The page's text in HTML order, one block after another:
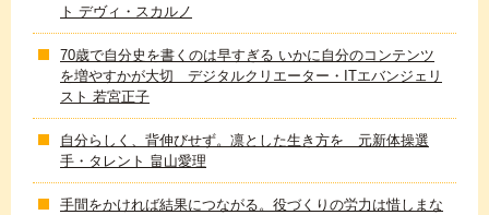
ト デヴィ・スカルノ
70歳で自分史を書くのは早すぎる いかに自分のコンテンツ
を増やすかが大切 デジタルクリエーター・ITエバンジェリ
スト 若宮正子
自分らしく、背伸びせず。凛とした生き方を 元新体操選
手・タレント 畠山愛理
手間をかければ結果につながる。役づくりの労力は惜しまな